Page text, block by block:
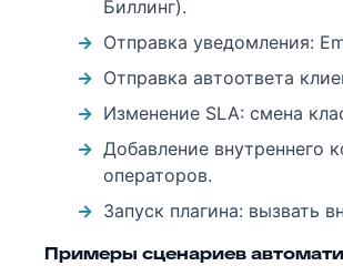
Биллинг).
Отправка уведомления:
Отправка автоответа
Изменение SLA: смена
Добавление внутреннего
операторов.
Запуск плагина: вызвать
Примеры сценариев